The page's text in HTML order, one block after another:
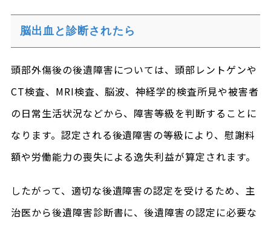
脳出血と診断されたら
頭部外傷後の後遺障害については、頭部レントゲンや
CT検査、MRI検査、脳波、神経学的検査所見や被害者
の日常生活状況などから、障害等級を判断することに
なります。認定される後遺障害の等級により、慰謝料
額や労働能力の喪失による逸失利益が算定されます。
したがって、適切な後遺障害の認定を受けるため、主
治医から後遺障害診断書に、後遺障害の認定に必要な